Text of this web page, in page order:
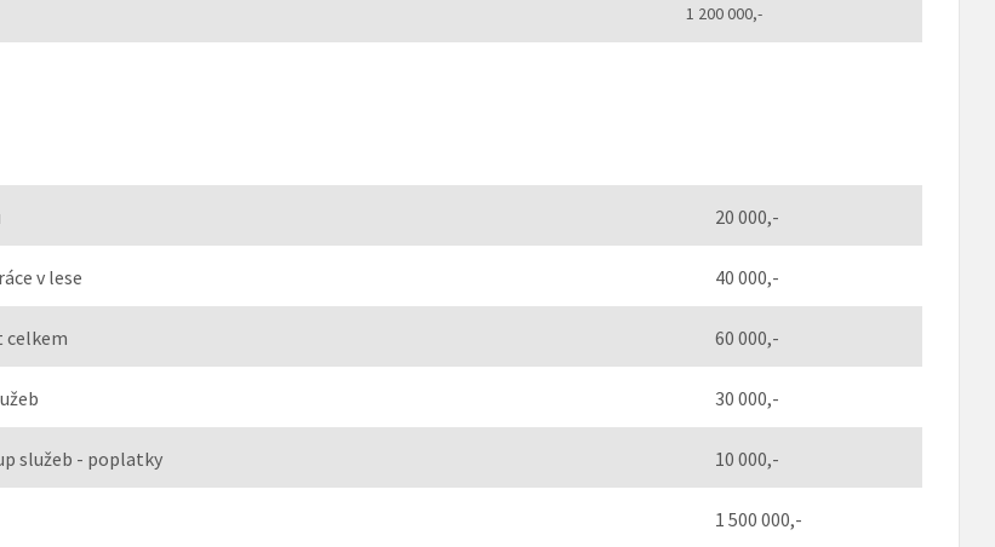
1 200 000,-
20 000,-
v lese 40 000,-
celkem 60 000,-
30 000,-
služeb - poplatky 10 000,-
1 500 000,-